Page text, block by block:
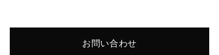
お問い合わせ